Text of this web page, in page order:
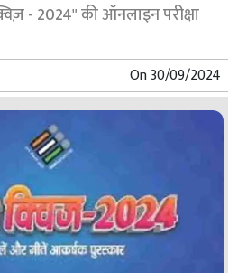
- 2024" की ऑनलाइन परीक्षा
On30/09/2024